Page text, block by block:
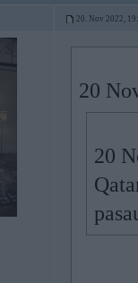
20. Nov 2022,
20
20